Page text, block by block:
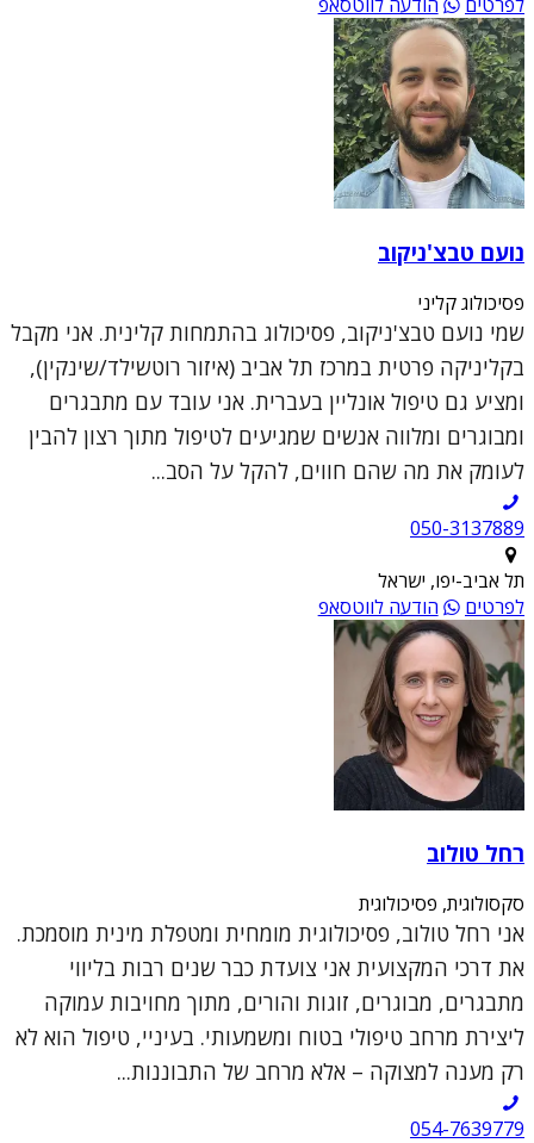
נועם טבצ'ניקוב
פסיכולוג קליני
שמי נועם טבצ'ניקוב, פסיכולוג בהתמחות קלינית. אני מקבל
בקליניקה פרטית במרכז תל אביב (איזור רוטשילד/שינקין),
ומציע גם טיפול אונליין בעברית. אני עובד עם מתבגרים
ומבוגרים ומלווה אנשים שמגיעים לטיפול מתוך רצון להבין
לעומק את מה שהם חווים, להקל על הסב...
050-3137889
תל אביב-יפו, ישראל
לפרטים
הודעה לווטסאפ
רחל טולוב
סקסולוגית, פסיכולוגית
אני רחל טולוב, פסיכולוגית מומחית ומטפלת מינית מוסמכת.
את דרכי המקצועית אני צועדת כבר שנים רבות בליווי
מתבגרים, מבוגרים, זוגות והורים, מתוך מחויבות עמוקה
ליצירת מרחב טיפולי בטוח ומשמעותי. בעיניי, טיפול הוא לא
רק מענה למצוקה – אלא מרחב של התבוננות...
054-7639779